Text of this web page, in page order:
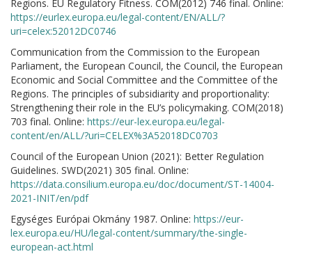
Regions. EU Regulatory Fitness. COM(2012) 746 final. Online:
https://eurlex.europa.eu/legal-content/EN/ALL/?
uri=celex:52012DC0746
Communication from the Commission to the European
Parliament, the European Council, the Council, the European
Economic and Social Committee and the Committee of the
Regions. The principles of subsidiarity and proportionality:
Strengthening their role in the EU’s policymaking. COM(2018)
703 final. Online: https://eur-lex.europa.eu/legal-
content/en/ALL/?uri=CELEX%3A52018DC0703
Council of the European Union (2021): Better Regulation
Guidelines. SWD(2021) 305 final. Online:
https://data.consilium.europa.eu/doc/document/ST-14004-
2021-INIT/en/pdf
Egységes Európai Okmány 1987. Online: https://eur-
lex.europa.eu/HU/legal-content/summary/the-single-
european-act.html